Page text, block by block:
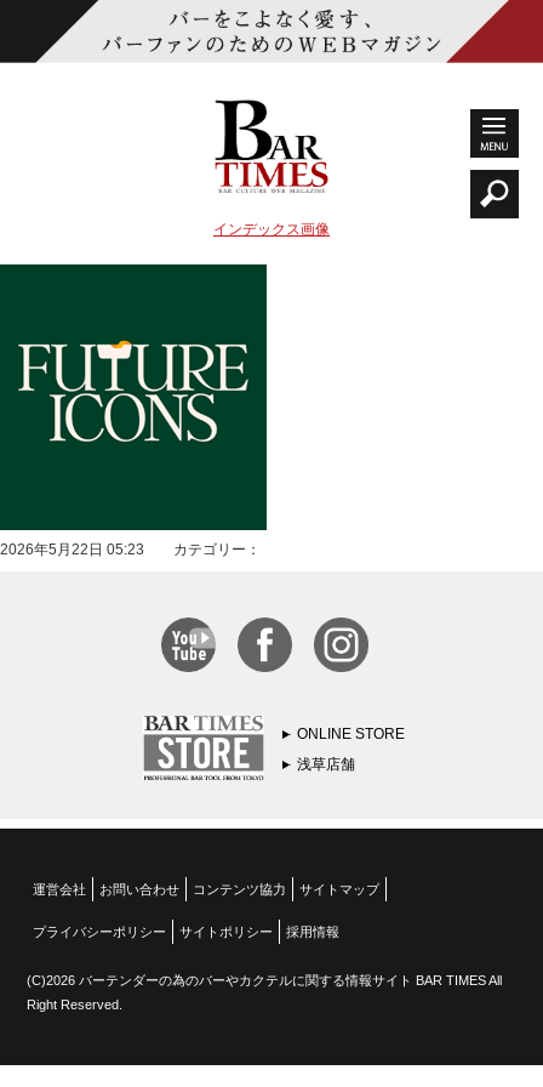
インデックス画像
2026年5月22日 05:23 カテゴリー：
ONLINE STORE
浅草店舗
運営会社 お問い合わせ コンテンツ協力 サイトマップ
プライバシーポリシー サイトポリシー 採用情報
(C)2026 バーテンダーの為のバーやカクテルに関する情報サイト BAR TIMES All
Right Reserved.